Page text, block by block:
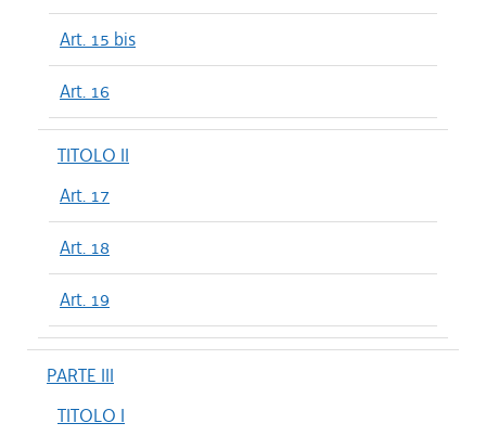
Art. 15 bis
Art. 16
TITOLO II
Art. 17
Art. 18
Art. 19
PARTE III
TITOLO I